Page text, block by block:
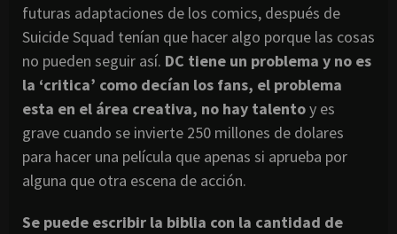
futuras adaptaciones de los comics, después de
Suicide Squad tenían que hacer algo porque las cosas
no pueden seguir así. DC tiene un problema y no es
la ‘critica’ como decían los fans, el problema
esta en el área creativa, no hay talentoy es
grave cuando se invierte 250 millones de dolares
para hacer una película que apenas si aprueba por
alguna que otra escena de acción.
Se puede escribir la biblia con la cantidad de